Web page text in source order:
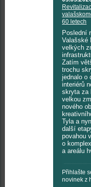
60 letech
Poslední
Valašské
velkých
Zatím
trochu
jednalo o
interiérů
skryta za
velkou
nového
Tyla a
další
povahou
o
a areálu
Přihlašte
novinek z